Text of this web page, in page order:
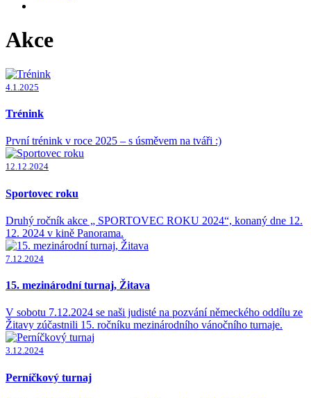
Akce
4.1.2025
Trénink
První trénink v roce 2025 – s úsměvem na tváři :)
12.12.2024
Sportovec roku
Druhý ročník akce „ SPORTOVEC ROKU 2024“, konaný dne 12.
12. 2024 v kině Panorama.
7.12.2024
15. mezinárodní turnaj, Žitava
V sobotu 7.12.2024 se naši judisté na pozvání německého oddílu ze
Žitavy zúčastnili 15. ročníku mezinárodního vánočního turnaje.
3.12.2024
Perníčkový turnaj